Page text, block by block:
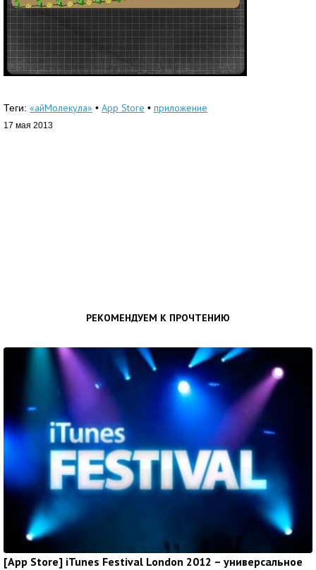
Теги: «айМолекула» • App Store • приложение
17 мая 2013
РЕКОМЕНДУЕМ К ПРОЧТЕНИЮ
[App Store] iTunes Festival London 2012 – универсальное